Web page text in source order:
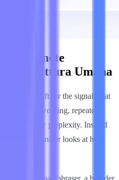
AI Lynote
in Scrittura Umana
draft for the signals that
wording, repeated
and low perplexity. Instead
AI humanizer looks at how
a simple paraphraser, a broader